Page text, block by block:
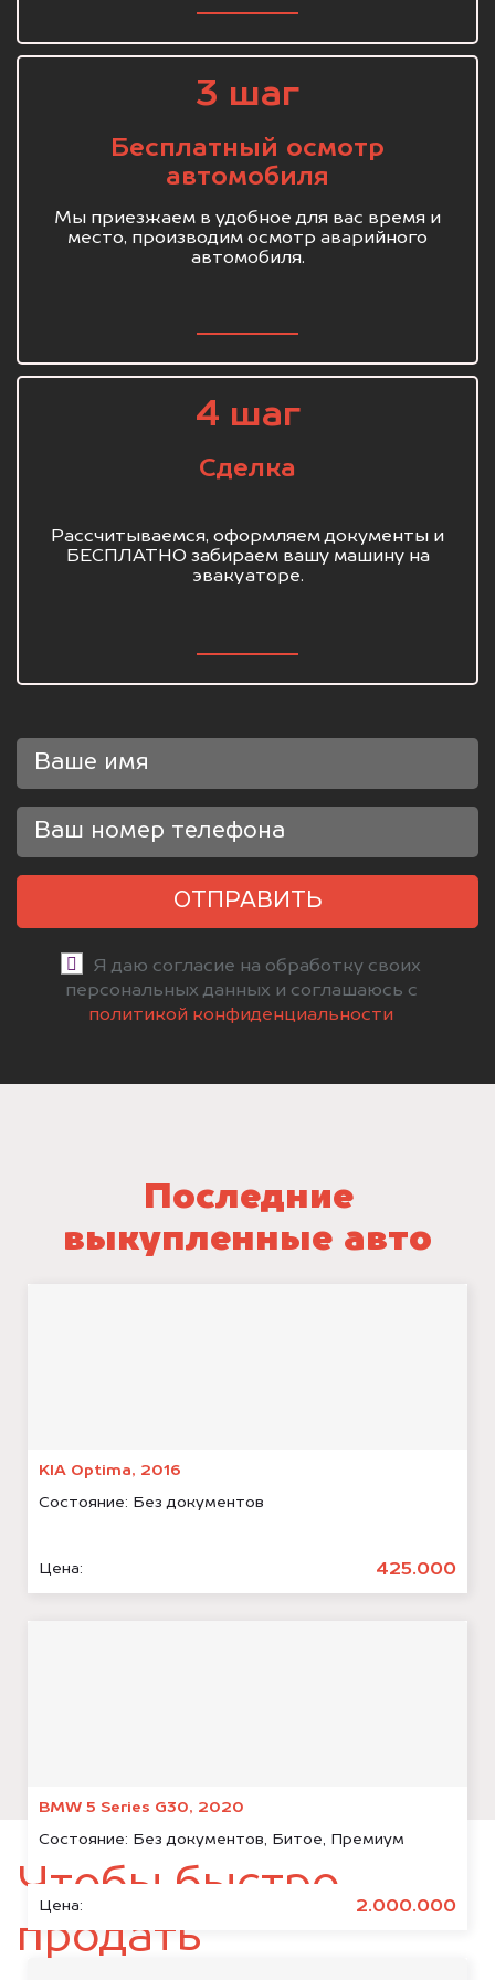
3 шаг
Бесплатный осмотр
автомобиля
Мы приезжаем в удобное для вас время и
место, производим осмотр аварийного
автомобиля.
4 шаг
Сделка
Рассчитываемся, оформляем документы и
БЕСПЛАТНО забираем вашу машину на
эвакуаторе.
ОТПРАВИТЬ
Я даю согласие на обработку своих
персональных данных и соглашаюсь с
политикой конфиденциальности
Последние
выкупленные авто
KIA Optima, 2016
Состояние: Без документов
Цена: 425.000
BMW 5 Series G30, 2020
Состояние: Без документов, Битое, Премиум
Цена: 2.000.000
Чтобы быстро
продать